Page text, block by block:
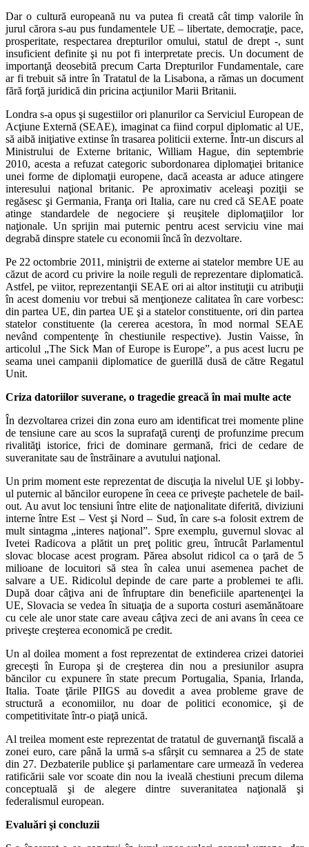
Dar o cultură europeană nu va putea fi creată cât timp valorile în
jurul cărora s-au pus fundamentele UE – libertate, democraţie, pace,
prosperitate, respectarea drepturilor omului, statul de drept -, sunt
insuficient definite şi nu pot fi interpretate precis. Un document de
importanţă deosebită precum Carta Drepturilor Fundamentale, care
ar fi trebuit să intre în Tratatul de la Lisabona, a rămas un document
fără forţă juridică din pricina acţiunilor Marii Britanii.
Londra s-a opus şi sugestiilor ori planurilor ca Serviciul European de
Acţiune Externă (SEAE), imaginat ca fiind corpul diplomatic al UE,
să aibă iniţiative extinse în trasarea politicii externe. Într-un discurs al
Ministrului de Externe britanic, William Hague, din septembrie
2010, acesta a refuzat categoric subordonarea diplomaţiei britanice
unei forme de diplomaţii europene, dacă aceasta ar aduce atingere
interesului naţional britanic. Pe aproximativ aceleaşi poziţii se
regăsesc şi Germania, Franţa ori Italia, care nu cred că SEAE poate
atinge standardele de negociere şi reuşitele diplomaţiilor lor
naţionale. Un sprijin mai puternic pentru acest serviciu vine mai
degrabă dinspre statele cu economii încă în dezvoltare.
Pe 22 octombrie 2011, miniştrii de externe ai statelor membre UE au
căzut de acord cu privire la noile reguli de reprezentare diplomatică.
Astfel, pe viitor, reprezentanţii SEAE ori ai altor instituţii cu atribuţii
în acest domeniu vor trebui să menţioneze calitatea în care vorbesc:
din partea UE, din partea UE şi a statelor constituente, ori din partea
statelor constituente (la cererea acestora, în mod normal SEAE
nevând compentenţe în chestiunile respective). Justin Vaisse, în
articolul „The Sick Man of Europe is Europe”, a pus acest lucru pe
seama unei campanii diplomatice de guerillă dusă de către Regatul
Unit.
Criza datoriilor suverane, o tragedie greacă în mai multe acte
În dezvoltarea crizei din zona euro am identificat trei momente pline
de tensiune care au scos la suprafaţă curenţi de profunzime precum
rivalităţi istorice, frici de dominare germană, frici de cedare de
suveranitate sau de înstrăinare a avutului naţional.
Un prim moment este reprezentat de discuţia la nivelul UE şi lobby-
ul puternic al băncilor europene în ceea ce priveşte pachetele de bail-
out. Au avut loc tensiuni între elite de naţionalitate diferită, diviziuni
interne între Est – Vest şi Nord – Sud, în care s-a folosit extrem de
mult sintagma „interes naţional”. Spre exemplu, guvernul slovac al
Ivetei Radicova a plătit un preţ politic greu, întrucât Parlamentul
slovac blocase acest program. Părea absolut ridicol ca o ţară de 5
milioane de locuitori să stea în calea unui asemenea pachet de
salvare a UE. Ridicolul depinde de care parte a problemei te afli.
După doar câţiva ani de înfruptare din beneficiile apartenenţei la
UE, Slovacia se vedea în situaţia de a suporta costuri asemănătoare
cu cele ale unor state care aveau câţiva zeci de ani avans în ceea ce
priveşte creşterea economică pe credit.
Un al doilea moment a fost reprezentat de extinderea crizei datoriei
greceşti în Europa şi de creşterea din nou a presiunilor asupra
băncilor cu expunere în state precum Portugalia, Spania, Irlanda,
Italia. Toate ţările PIIGS au dovedit a avea probleme grave de
structură a economiilor, nu doar de politici economice, şi de
competitivitate într-o piaţă unică.
Al treilea moment este reprezentat de tratatul de guvernanţă fiscală a
zonei euro, care până la urmă s-a sfârşit cu semnarea a 25 de state
din 27. Dezbaterile publice şi parlamentare care urmează în vederea
ratificării sale vor scoate din nou la iveală chestiuni precum dilema
conceptuală şi de alegere dintre suveranitatea naţională şi
federalismul european.
Evaluări şi concluzii